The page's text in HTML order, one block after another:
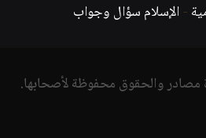
-الإسلام سؤال وجواب
والحقوق محفوظة لأصحابها.